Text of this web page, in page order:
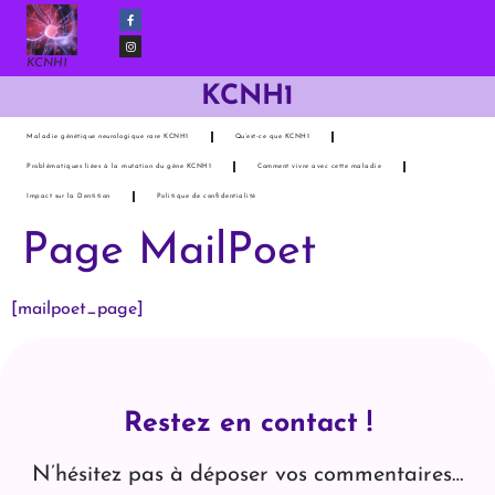
KCNH1
KCNH1
Maladie génétique neurologique rare KCNH1 Qu’est-ce que KCNH1
Problématiques liées à la mutation du gène KCNH1 Comment vivre avec cette maladie
Impact sur la Dentition Politique de confidentialité
Page MailPoet
[mailpoet_page]
Restez en contact !
N’hésitez pas à déposer vos commentaires…